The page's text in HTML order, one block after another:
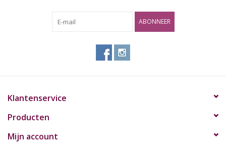
ABONNEER
Klantenservice
Producten
Mijn account